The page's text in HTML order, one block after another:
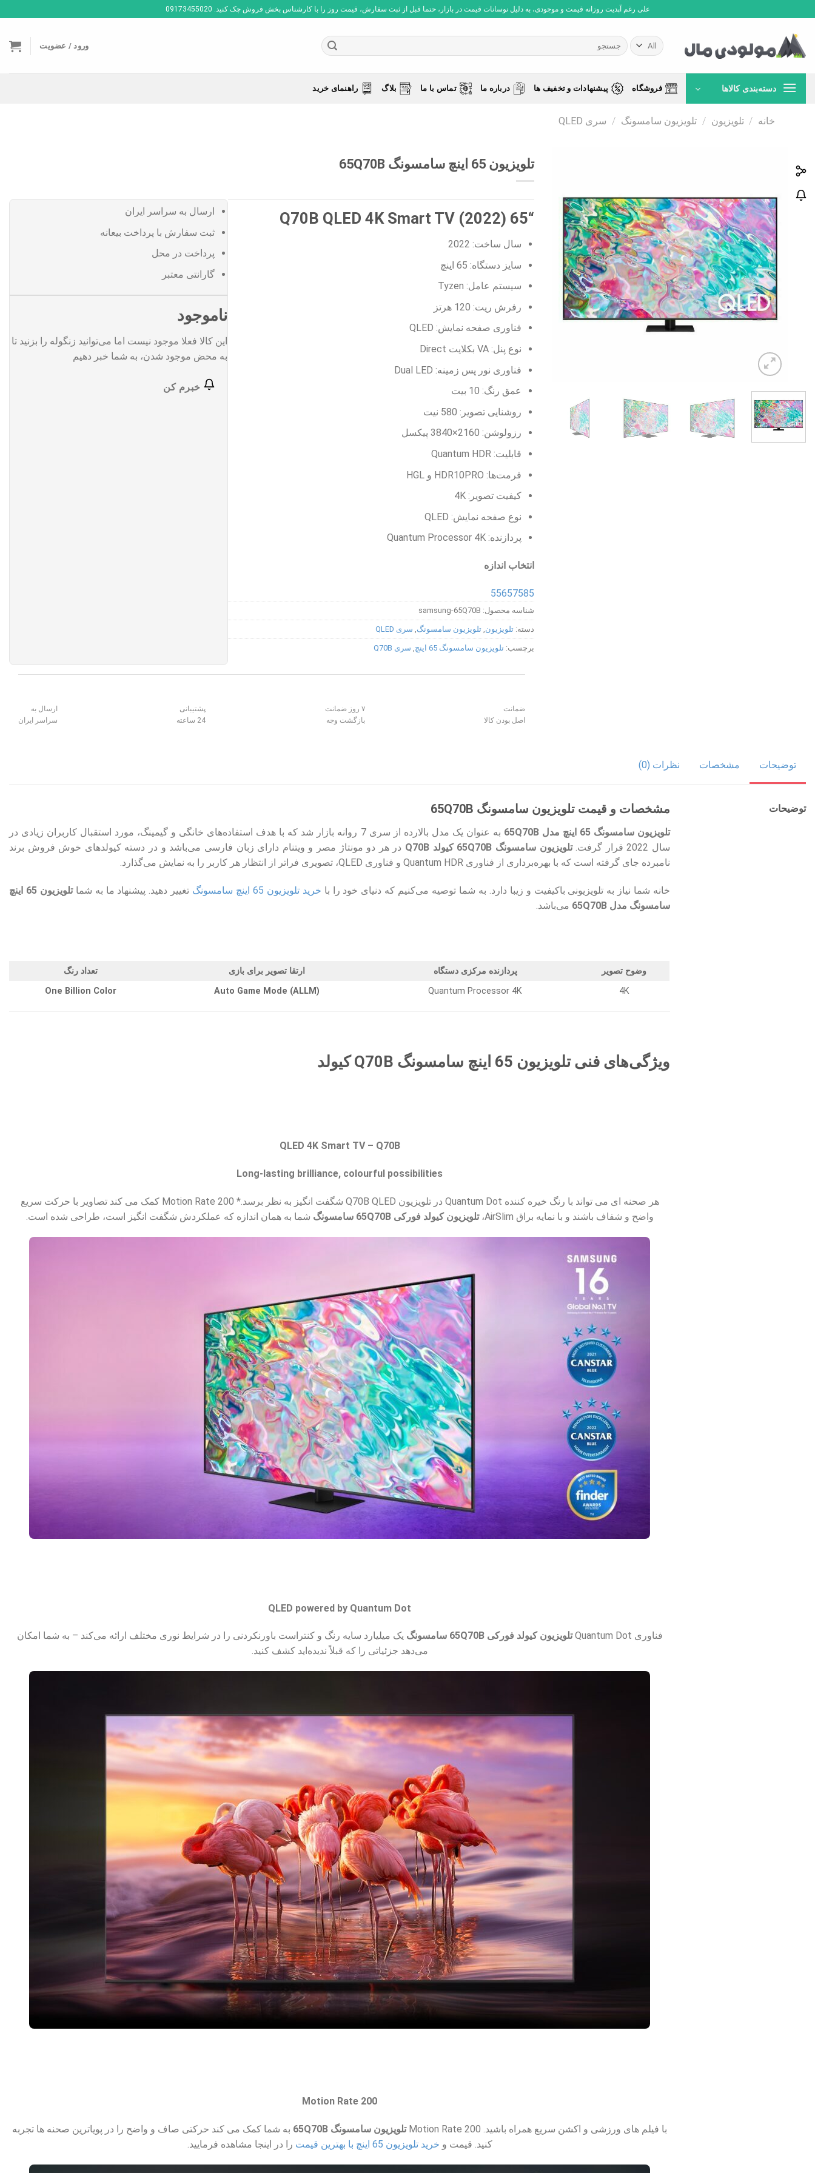
to
content
علی رغم آپدیت روزانه قیمت و موجودی، به دلیل نوسانات قیمت در بازار، حتما قبل از ثبت سفارش، قیمت روز را با کارشناس بخش فروش چک کنید. 09173455020
جستجو
برای:
ورود / عضویت
دسته‌بندی کالاها فروشگاه پیشنهادات و تخفیف ها درباره ما تماس با ما بلاگ راهنمای خرید
خانه / تلویزیون / تلویزیون سامسونگ / سری QLED
تلویزیون 65 اینچ سامسونگ 65Q70B
“65 Q70B QLED 4K Smart TV (2022)
سال ساخت: 2022
سایز دستگاه: 65 اینچ
سیستم عامل: Tyzen
رفرش ریت: 120 هرتز
فناوری صفحه نمایش: QLED
نوع پنل: VA بکلایت Direct
فناوری نور پس زمینه: Dual LED
عمق رنگ: 10 بیت
روشنایی تصویر: 580 نیت
رزولوشن: 2160×3840 پیکسل
قابلیت: Quantum HDR
فرمت‌ها: HDR10PRO و HGL
کیفیت تصویر: 4K
نوع صفحه نمایش: QLED
پردازنده: Quantum Processor 4K
انتخاب اندازه
85
75
65
55
شناسه محصول: samsung-65Q70B
دسته: تلویزیون تلویزیون سامسونگ سری QLED
برچسب: تلویزیون سامسونگ 65 اینچ سری Q70B
ارسال به سراسر ایران
ثبت سفارش با پرداخت بیعانه
پرداخت در محل
گارانتی معتبر
ناموجود
این کالا فعلا موجود نیست اما می‌توانید زنگوله را بزنید تا
به محض موجود شدن، به شما خبر دهیم
ضمانت
اصل بودن کالا
۷ روز ضمانت
بازگشت وجه
پشتیبانی
24 ساعته
ارسال به
سراسر ایران
توضیحات مشخصات نظرات (0)
توضیحات مشخصات و قیمت تلویزیون سامسونگ 65Q70B
تلویزیون سامسونگ 65 اینچ مدل 65Q70B
به عنوان یک مدل بالارده از سری 7 روانه بازار شد که با هدف استفاده‌های خانگی و گیمینگ، مورد استقبال کاربران زیادی در
سال 2022 قرار گرفت.
تلویزیون سامسونگ 65Q70B کیولد Q70B
در هر دو مونتاژ مصر و ویتنام دارای زبان فارسی می‌باشد و در دسته کیولدهای خوش فروش برند
نامبرده جای گرفته است که با بهره‌برداری از فناوری Quantum HDR و فناوری QLED، تصویری فراتر از انتظار هر کاربر را به نمایش می‌گذارد.
خانه شما نیاز به تلویزیونی باکیفیت و زیبا دارد. به شما توصیه می‌کنیم که دنیای خود را با خرید تلویزیون 65 اینچ سامسونگ تغییر دهید. پیشنهاد ما به شما
تلویزیون 65 اینچ
سامسونگ مدل 65Q70B
می‌باشد.
وضوح تصویر پردازنده مرکزی دستگاه ارتقا تصویر برای بازی
تعداد رنگ
4K
Quantum Processor 4K
Auto Game Mode (ALLM)
One Billion Color
ویژگی‌های فنی تلویزیون 65 اینچ سامسونگ Q70B کیولد
QLED 4K Smart TV – Q70B
Long-lasting brilliance, colourful possibilities
هر صحنه ای می تواند با رنگ خیره کننده Quantum Dot در تلویزیون Q70B QLED شگفت انگیز به نظر برسد.* Motion Rate 200 کمک می کند تصاویر با حرکت سریع
واضح و شفاف باشند و با نمایه براق AirSlim،
تلویزیون کیولد فورکی 65Q70B سامسونگ شما به همان اندازه که عملکردش شگفت انگیز است، طراحی شده است.
QLED powered by Quantum Dot
فناوری Quantum Dot تلویزیون کیولد فورکی 65Q70B سامسونگ
یک میلیارد سایه رنگ و کنتراست باورنکردنی را در شرایط نوری مختلف ارائه می‌کند – به شما امکان
می‌دهد جزئیاتی را که قبلاً ندیده‌اید کشف کنید.
Motion Rate 200
با فیلم های ورزشی و اکشن سریع همراه باشید. Motion Rate 200 تلویزیون سامسونگ 65Q70B
به شما کمک می کند حرکتی صاف و واضح را در پویاترین صحنه ها تجربه
کنید. قیمت و خرید تلویزیون 65 اینچ با بهترین قیمت را در اینجا مشاهده فرمایید.